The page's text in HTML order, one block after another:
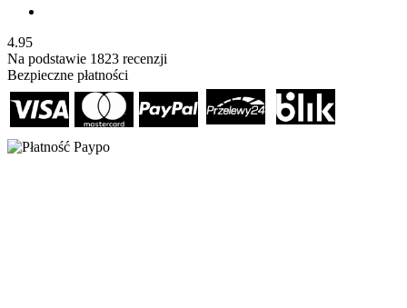
4.95
Na podstawie 1823 recenzji
Bezpieczne płatności